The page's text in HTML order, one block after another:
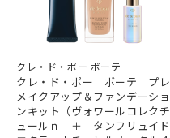
クレ・ド・ポー ボーテ
クレ・ド・ポー ボーテ プレ
メイクアップ＆ファンデーショ
ンキット（ヴォワールコレクチ
ュールｎ ＋ タンフリュイド